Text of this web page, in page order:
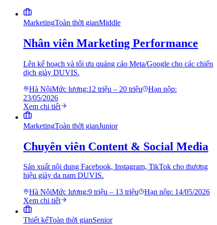
MarketingToàn thời gianMiddle
Nhân viên Marketing Performance
Lên kế hoạch và tối ưu quảng cáo Meta/Google cho các chiến
dịch giày DUVIS.
Hà NộiMức lương:12 triệu – 20 triệu
Hạn nộp:
23/05/2026
Xem chi tiết
MarketingToàn thời gianJunior
Chuyên viên Content & Social Media
Sản xuất nội dung Facebook, Instagram, TikTok cho thương
hiệu giày da nam DUVIS.
Hà NộiMức lương:9 triệu – 13 triệu Hạn nộp: 14/05/2026
Xem chi tiết
Thiết kếToàn thời gianSenior